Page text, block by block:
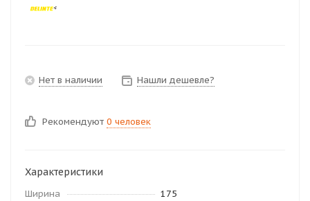
Нет в наличии Нашли дешевле?
Рекомендуют 0 человек
Характеристики
Ширина
175